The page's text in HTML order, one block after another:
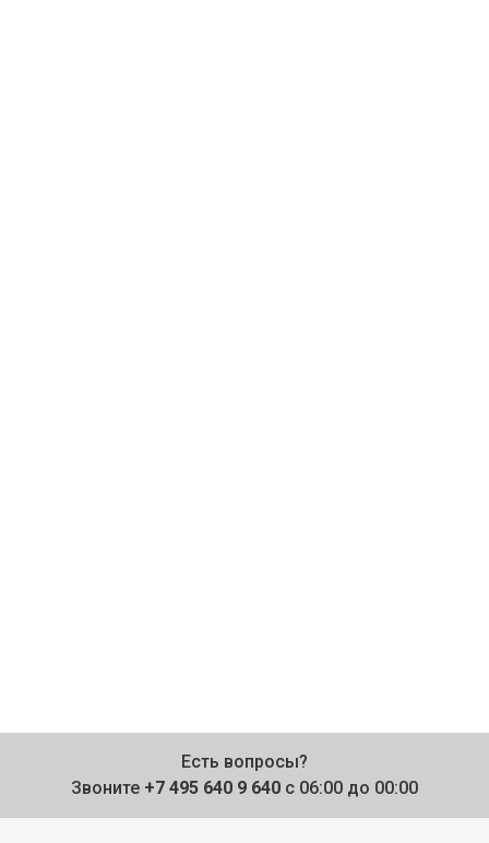
Есть вопросы?
Звоните +7 495 640 9 640 с 06:00 до 00:00